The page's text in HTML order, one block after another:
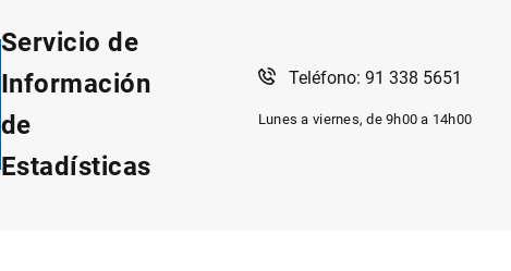
Servicio de
Información
de
Estadísticas
Teléfono: 91 338 5651
Lunes a viernes, de 9h00 a 14h00